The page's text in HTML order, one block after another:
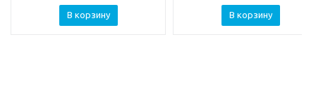
В корзину В корзину